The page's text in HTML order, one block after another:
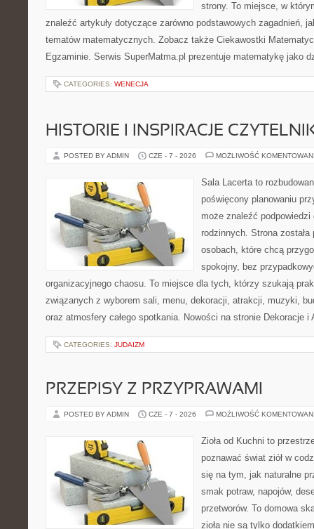
strony. To miejsce, w
znaleźć artykuły dotyczące zarówno podstawowych zagadnień,
tematów matematycznych. Zobacz także Ciekawostki
Egzaminie. Serwis SuperMatma.pl prezentuje matematykę jako
CATEGORIES: WENECJA
HISTORIE I INSPIRACJE
POSTED BY ADMIN CZE - 7 - 2026 MOŻLIWOŚĆ
Sala Lacerta to
poświęcony planowaniu
może znaleźć
rodzinnych. Strona
osobach, które chcą
spokojny, bez
organizacyjnego chaosu. To miejsce dla tych, którzy szukają
związanych z wyborem sali, menu, dekoracji, atrakcji, muzyki,
oraz atmosfery całego spotkania. Nowości na stronie Dekoracje
CATEGORIES: JUDAIZM
PRZEPISY Z PRZYPRAWAMI
POSTED BY ADMIN CZE - 7 - 2026 MOŻLIWOŚĆ
Zioła od Kuchni to
poznawać świat ziół w
się na tym, jak naturalne
smak potraw, napojów,
przetworów. To domowa
zioła nie są tylko